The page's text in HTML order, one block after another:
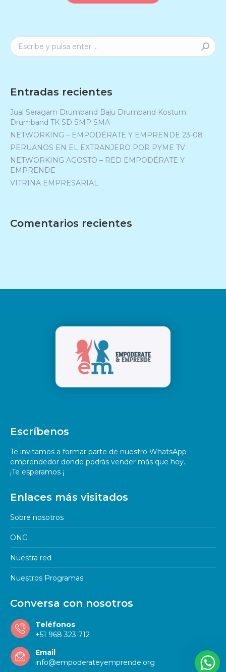
Buscar:
Entradas recientes
Jual Seragam Drumband Baju Drumband Kostum
Drumband TK SD SMP SMA
NETWORKING – EMPODÉRATE Y EMPRENDE 23-08
PERUANOS EN EL EXTRANJERO POR PYME TV
NETWORKING AGOSTO – RED EMPODÉRATE Y
EMPRENDE
VITRINA EMPRESARIAL
Comentarios recientes
Escríbenos
Te invitamos a formar parte de nuestro WhatsApp
emprendedor donde podrás vender más que hoy.
¡Te esperamos ¡
Enlaces más visitados
Sobre nosotros
ONG
Nuestra red
Nuestros Programas
Conversa con nosotros
Teléfonos
+51 968 323 712
Email
info@empoderateyemprende.org
Emprende, en que te podemos